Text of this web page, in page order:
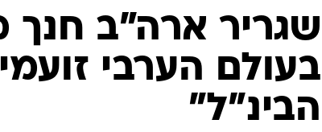
שגריר ארה"ב חנך
בעולם הערבי
הבינ"ל"